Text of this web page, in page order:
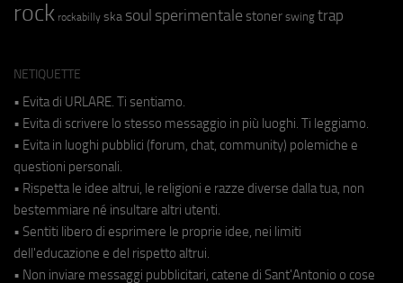
rock rockabilly ska soul sperimentale stoner swing trap
NETIQUETTE
• Evita di URLARE. Ti sentiamo.
• Evita di scrivere lo stesso messaggio in più luoghi. Ti leggiamo.
• Evita in luoghi pubblici (forum, chat, community) polemiche e
questioni personali.
• Rispetta le idee altrui, le religioni e razze diverse dalla tua, non
bestemmiare né insultare altri utenti.
• Sentiti libero di esprimere le proprie idee, nei limiti
dell'educazione e del rispetto altrui.
• Non inviare messaggi pubblicitari, catene di Sant'Antonio o cose